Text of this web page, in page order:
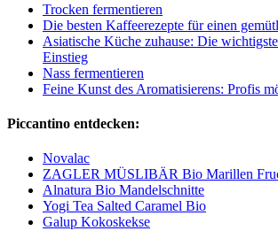
Trocken fermentieren
Die besten Kaffeerezepte für einen
Asiatische Küche zuhause: Die
Einstieg
Nass fermentieren
Feine Kunst des Aromatisierens: Profis
Piccantino entdecken:
Novalac
ZAGLER MÜSLIBÄR Bio Marillen
Alnatura Bio Mandelschnitte
Yogi Tea Salted Caramel Bio
Galup Kokoskekse